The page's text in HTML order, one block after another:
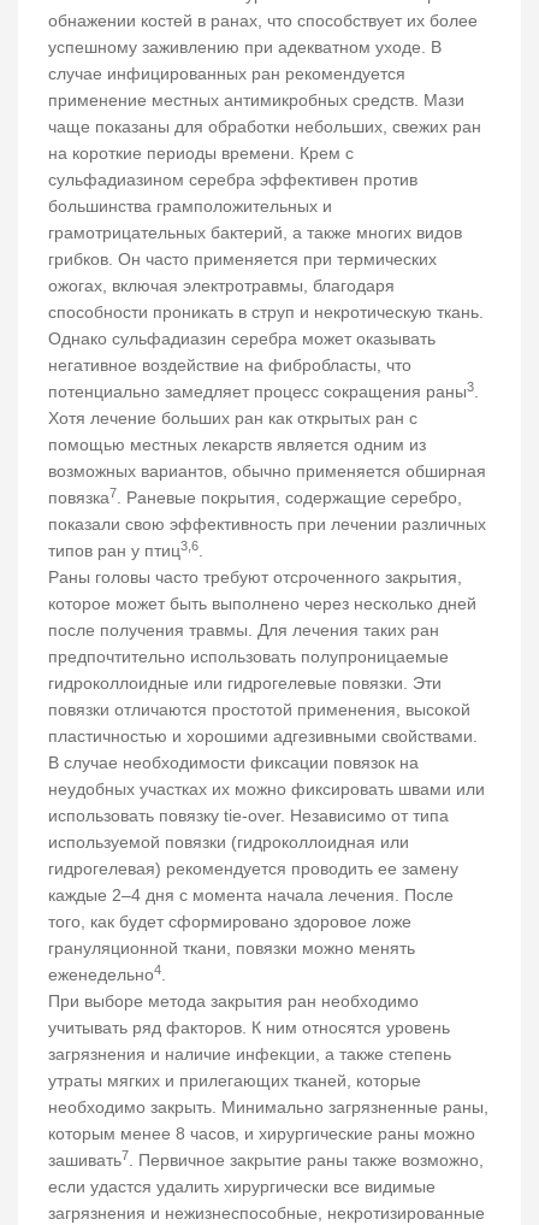
обнажении костей в ранах, что способствует их более
успешному заживлению при адекватном уходе. В
случае инфицированных ран рекомендуется
применение местных антимикробных средств. Мази
чаще показаны для обработки небольших, свежих ран
на короткие периоды времени. Крем с
сульфадиазином серебра эффективен против
большинства грамположительных и
грамотрицательных бактерий, а также многих видов
грибков. Он часто применяется при термических
ожогах, включая электротравмы, благодаря
способности проникать в струп и некротическую ткань.
Однако сульфадиазин серебра может оказывать
негативное воздействие на фибробласты, что
потенциально замедляет процесс сокращения раны3
Хотя лечение больших ран как открытых ран с
помощью местных лекарств является одним из
возможных вариантов, обычно применяется обширная
повязка7
. Раневые покрытия, содержащие серебро,
показали свою эффективность при лечении различных
типов ран у птиц3,6
Раны головы часто требуют отсроченного закрытия,
которое может быть выполнено через несколько дней
после получения травмы. Для лечения таких ран
предпочтительно использовать полупроницаемые
гидроколлоидные или гидрогелевые повязки. Эти
повязки отличаются простотой применения, высокой
пластичностью и хорошими адгезивными свойствами.
В случае необходимости фиксации повязок на
неудобных участках их можно фиксировать швами или
использовать повязку tie-over. Независимо от типа
используемой повязки (гидроколлоидная или
гидрогелевая) рекомендуется проводить ее замену
каждые 2–4 дня с момента начала лечения. После
того, как будет сформировано здоровое ложе
грануляционной ткани, повязки можно менять
еженедельно4
При выборе метода закрытия ран необходимо
учитывать ряд факторов. К ним относятся уровень
загрязнения и наличие инфекции, а также степень
утраты мягких и прилегающих тканей, которые
необходимо закрыть. Минимально загрязненные раны,
которым менее 8 часов, и хирургические раны можно
зашивать7
. Первичное закрытие раны также возможно,
если удастся удалить хирургически все видимые
загрязнения и нежизнеспособные, некротизированные